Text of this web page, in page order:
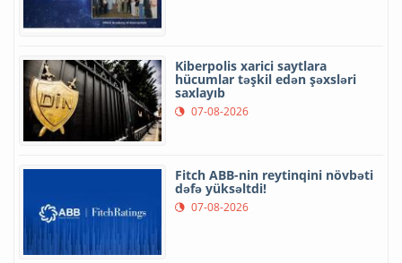
Kiberpolis xarici saytlara
hücumlar təşkil edən şəxsləri
saxlayıb
07-08-2026
Fitch ABB-nin reytinqini növbəti
dəfə yüksəltdi!
07-08-2026